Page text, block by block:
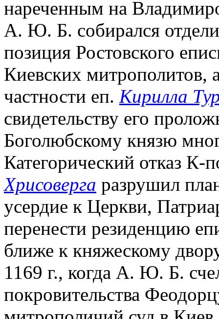
нареченным на
А. Ю. Б. собирался
позиция Ростовского
Киевских митрополитов,
частности еп. Кирилла
свидетельству его
Боголюбскому князю
Категорический отказ К-
Хрисоверга разрушил
усердие к Церкви,
перенести резиденцию
ближе к княжескому
1169 г., когда А. Ю. Б.
покровительства